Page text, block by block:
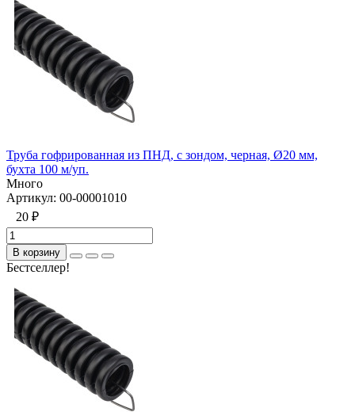
Труба гофрированная из ПНД, с зондом, черная, Ø20 мм,
бухта 100 м/уп.
Много
Артикул: 00-00001010
20 ₽
В корзину
Бестселлер!